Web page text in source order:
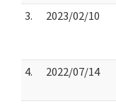
3.
2023/02/10
4.
2022/07/14